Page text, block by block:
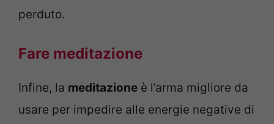
perduto.
Fare meditazione
Infine, la meditazione è l’arma migliore da
usare per impedire alle energie negative di